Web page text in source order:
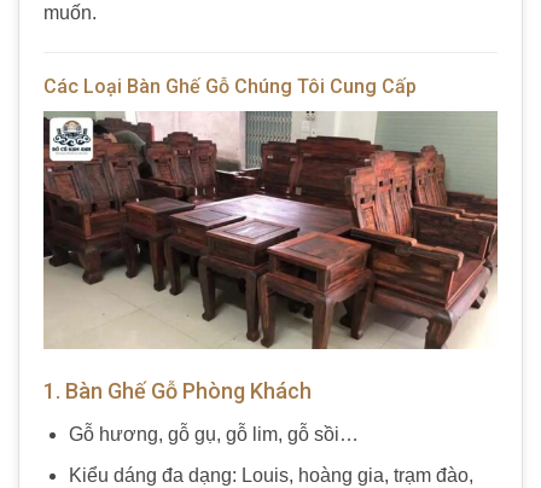
muốn.
Các Loại Bàn Ghế Gỗ Chúng Tôi Cung Cấp
1. Bàn Ghế Gỗ Phòng Khách
Gỗ hương, gỗ gụ, gỗ lim, gỗ sồi…
Kiểu dáng đa dạng: Louis, hoàng gia, trạm đào,